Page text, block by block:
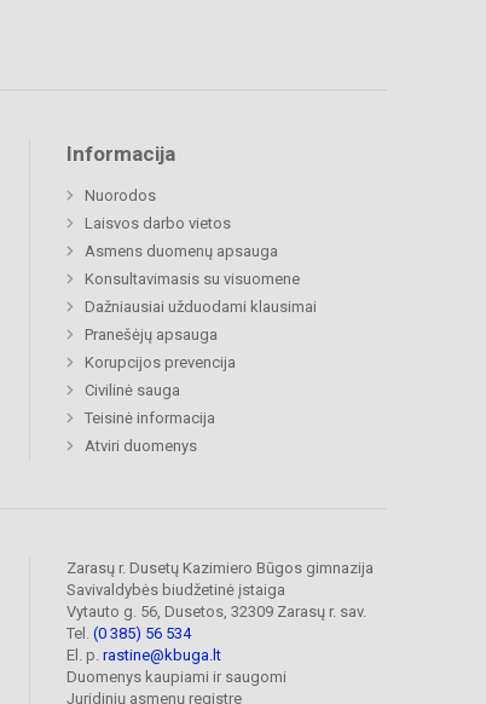
Informacija
Nuorodos
Laisvos darbo vietos
Asmens duomenų apsauga
Konsultavimasis su visuomene
Dažniausiai užduodami klausimai
Pranešėjų apsauga
Korupcijos prevencija
Civilinė sauga
Teisinė informacija
Atviri duomenys
Zarasų r. Dusetų Kazimiero Būgos gimnazija
Savivaldybės biudžetinė įstaiga
Vytauto g. 56, Dusetos, 32309 Zarasų r. sav.
Tel. (0 385) 56 534
El. p. rastine@kbuga.lt
Duomenys kaupiami ir saugomi
Juridinių asmenų registre